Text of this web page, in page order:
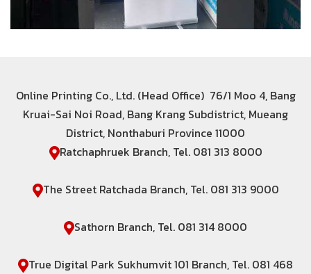
Online Printing Co., Ltd. (Head Office) 76/1 Moo 4, Bang
Kruai-Sai Noi Road, Bang Krang Subdistrict, Mueang
District, Nonthaburi Province 11000
Ratchaphruek Branch, Tel. 081 313 8000
The Street Ratchada Branch, Tel. 081 313 9000
Sathorn Branch, Tel. 081 314 8000
True Digital Park Sukhumvit 101 Branch, Tel. 081 468